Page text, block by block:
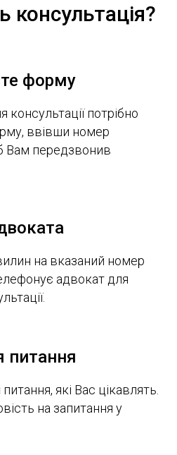
консультація?
форму
консультації потрібно
ввівши номер
Вам передзвонив
на вказаний номер
адвокат для
питання
які Вас цікавлять.
на запитання у